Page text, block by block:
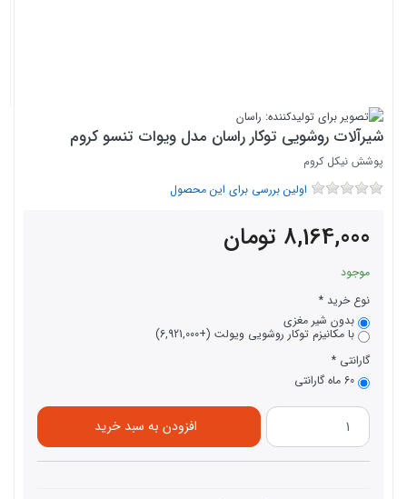
شیرآلات روشویی توکار راسان مدل ویوات تنسو کروم
پوشش نیکل کروم
اولین بررسی برای این محصول
8,164,000 تومان
موجود
نوع خرید
بدون شیر مغزی
با مکانیزم توکار روشویی ویولت (+6,921,000)
گارانتی
60 ماه گارانتی
افزودن به سبد خرید